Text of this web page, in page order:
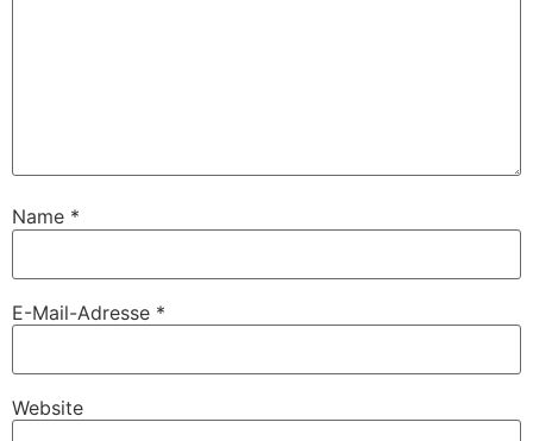
Name *
E-Mail-Adresse *
Website